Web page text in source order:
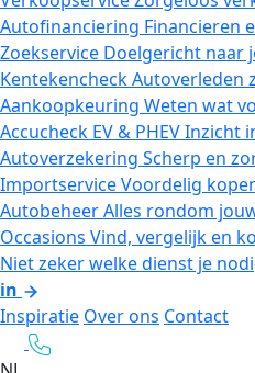
Autofinanciering Financieren
Zoekservice Doelgericht naar
KentekencheckAutoverleden
Aankoopkeuring Weten wat
Accucheck EV & PHEVInzicht
Autoverzekering Scherp en
ImportserviceVoordelig
AutobeheerAlles rondom
Occasions Vind, vergelijk en
Niet zeker welke dienst je
in
Inspiratie Over ons Contact